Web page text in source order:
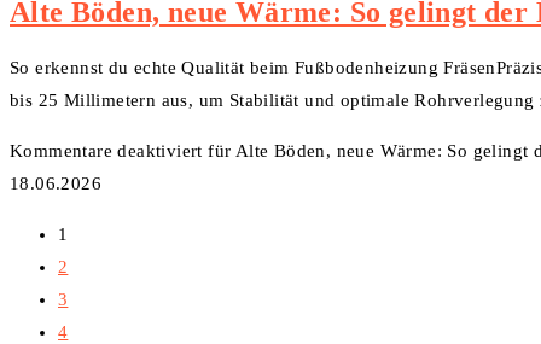
Alte Böden, neue Wärme: So gelingt der
So erkennst du echte Qualität beim Fußbodenheizung
bis 25 Millimetern aus, um Stabilität und optimale
Kommentare deaktiviert für Alte Böden, neue Wärme: So gelingt
18.06.2026
1
2
3
4